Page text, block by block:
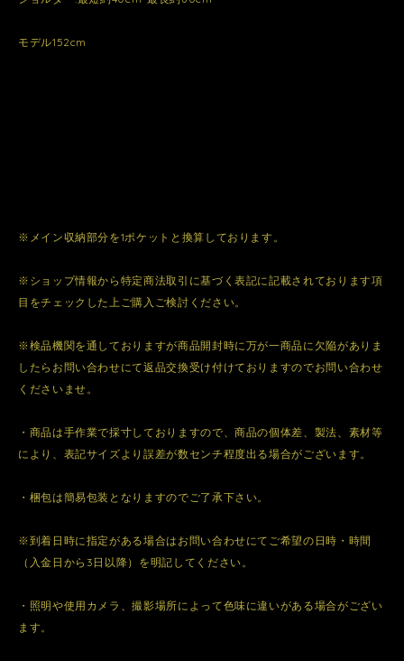
モデル152cm
※メイン収納部分を1ポケットと換算しております。
※ショップ情報から特定商法取引に基づく表記に記載されております項
目をチェックした上ご購入ご検討ください。
※検品機関を通しておりますが商品開封時に万が一商品に欠陥がありま
したらお問い合わせにて返品交換受け付けておりますのでお問い合わせ
くださいませ。
・商品は手作業で採寸しておりますので、商品の個体差、製法、素材等
により、表記サイズより誤差が数センチ程度出る場合がございます。
・梱包は簡易包装となりますのでご了承下さい。
※到着日時に指定がある場合はお問い合わせにてご希望の日時・時間
（入金日から3日以降）を明記してください。
・照明や使用カメラ、撮影場所によって色味に違いがある場合がござい
ます。